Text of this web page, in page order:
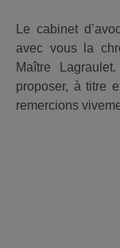
Le cabinet
avec vous la
Maître
proposer, à titre
remercions